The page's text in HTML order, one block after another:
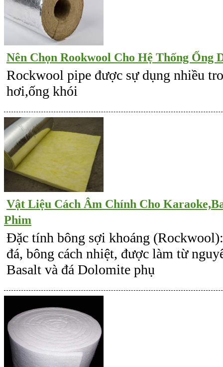
Nên Chọn Rookwool Cho Hệ Thống Ống
Rockwool pipe được sự dụng nhiều
hơi,ống khói
Vật Liệu Cách Âm Chính Cho
Phim
Đặc tính bông sợi khoáng
đá, bông cách nhiệt, được làm từ
Basalt và đá Dolomite phụ